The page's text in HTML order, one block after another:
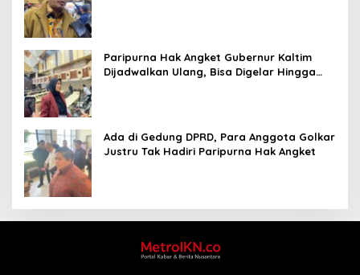
Paripurna Hak Angket Gubernur Kaltim
Dijadwalkan Ulang, Bisa Digelar Hingga
Ada di Gedung DPRD, Para Anggota Golkar
Justru Tak Hadiri Paripurna Hak Angket